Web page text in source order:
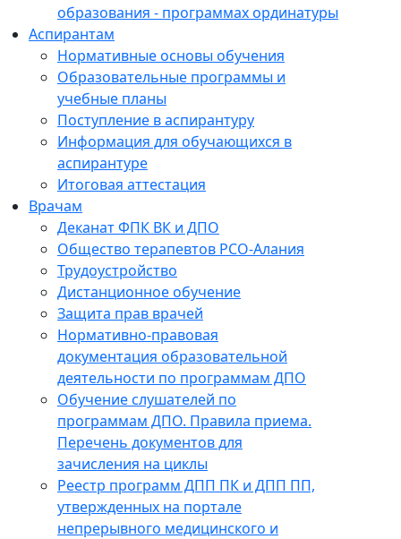
образования - программах ординатуры
Аспирантам
Нормативные основы обучения
Образовательные программы и
учебные планы
Поступление в аспирантуру
Информация для обучающихся в
аспирантуре
Итоговая аттестация
Врачам
Деканат ФПК ВК и ДПО
Общество терапевтов РСО-Алания
Трудоустройство
Дистанционное обучение
Защита прав врачей
Нормативно-правовая
документация образовательной
деятельности по программам ДПО
Обучение слушателей по
программам ДПО. Правила приема.
Перечень документов для
зачисления на циклы
Реестр программ ДПП ПК и ДПП ПП,
утвержденных на портале
непрерывного медицинского и